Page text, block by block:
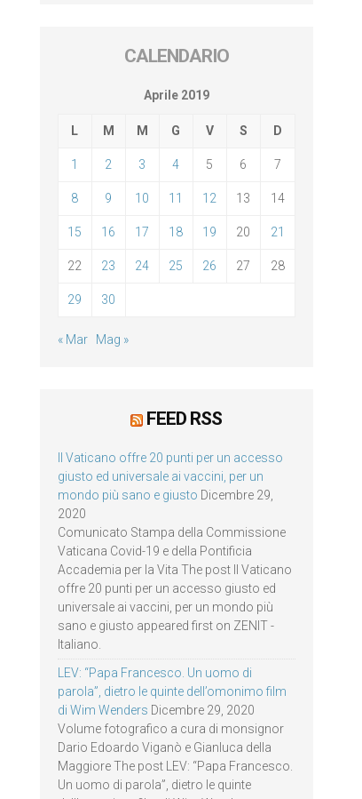
CALENDARIO
Aprile 2019
L M M G V S D
1 2 3 4 5 6 7
8 9 10 11 12 13 14
15 16 17 18 19 20 21
22 23 24 25 26 27 28
29 30
« Mar Mag »
FEED RSS
Il Vaticano offre 20 punti per un accesso
giusto ed universale ai vaccini, per un
mondo più sano e giusto Dicembre 29,
2020
Comunicato Stampa della Commissione
Vaticana Covid-19 e della Pontificia
Accademia per la Vita The post Il Vaticano
offre 20 punti per un accesso giusto ed
universale ai vaccini, per un mondo più
sano e giusto appeared first on ZENIT -
Italiano.
LEV: “Papa Francesco. Un uomo di
parola”, dietro le quinte dell’omonimo film
di Wim Wenders Dicembre 29, 2020
Volume fotografico a cura di monsignor
Dario Edoardo Viganò e Gianluca della
Maggiore The post LEV: “Papa Francesco.
Un uomo di parola”, dietro le quinte